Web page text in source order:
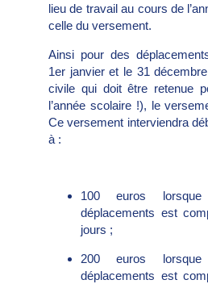
lieu de travail au cours de
celle du versement.
Ainsi pour des
1er janvier et le 31 décembre
civile qui doit être retenue
l’année scolaire !), le
Ce versement interviendra
à :
100 euros
déplacements est
jours ;
200 euros
déplacements est